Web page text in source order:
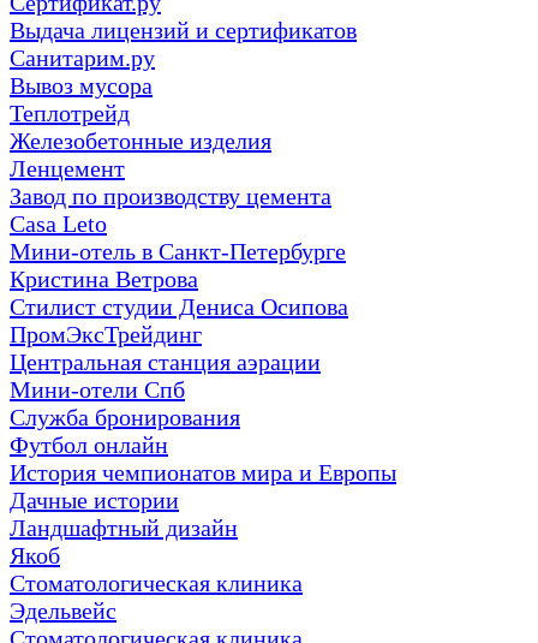
Выдача лицензий и сертификатов
Санитарим.ру
Вывоз мусора
Теплотрейд
Железобетонные изделия
Ленцемент
Завод по производству цемента
Casa Leto
Мини-отель в Санкт-Петербурге
Кристина Ветрова
Стилист студии Дениса Осипова
ПромЭксТрейдинг
Центральная станция аэрации
Мини-отели Спб
Служба бронирования
Футбол онлайн
История чемпионатов мира и Европы
Дачные истории
Ландшафтный дизайн
Якоб
Стоматологическая клиника
Эдельвейс